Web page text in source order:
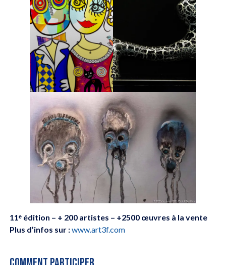
11ᵉ édition – + 200 artistes – +2500 œuvres à la vente
Plus d’infos sur :www.art3f.com